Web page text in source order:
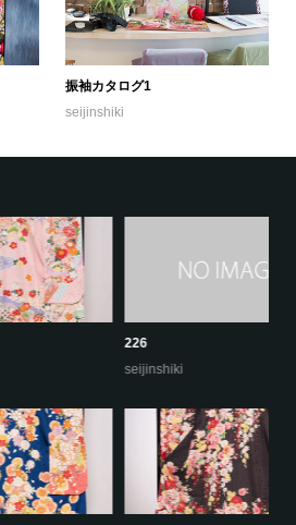
振袖カタログ1
seijinshiki